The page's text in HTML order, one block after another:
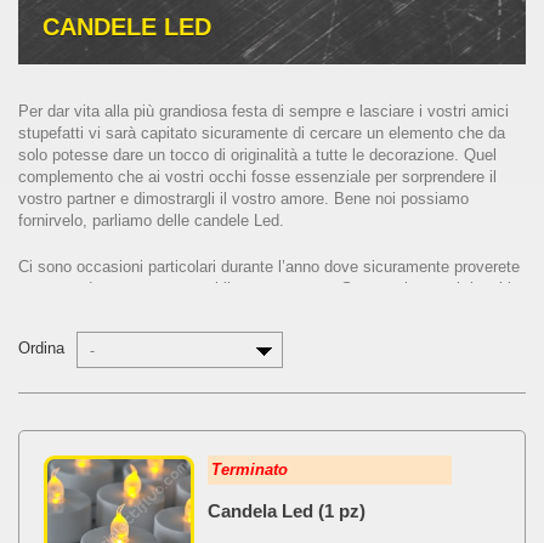
CANDELE LED
Per dar vita alla più grandiosa festa di sempre e lasciare i vostri amici
stupefatti vi sarà capitato sicuramente di cercare un elemento che da
solo potesse dare un tocco di originalità a tutte le decorazione. Quel
complemento che ai vostri occhi fosse essenziale per sorprendere il
vostro partner e dimostrargli il vostro amore. Bene noi possiamo
fornirvelo, parliamo delle candele Led.
Ci sono occasioni particolari durante l’anno dove sicuramente proverete
a sorprendere come non mai il vostro partner. Se non siete mai riusciti
è perchè ancora non conoscete l’esistenza della candela led. Non ti
preoccupare perchè noi vi aiuteremo affinché con il vostro partner
Dimostrate alle vostre fidanzate o ai vostri amici cosa siete capaci di
far uscire il creativo che è in voi e dimostrare ai vostri partner di essere
delle persone romantiche creando un’atmosfera da sogno grazie a
queste utilissime candele luminose.
Ordina -
Terminato
Candela Led (1 pz)